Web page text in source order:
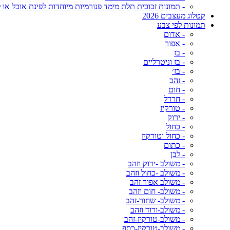
- תמונות זכוכית תלת מימד פנורמיות מיוחדות לפינת אוכל או
קטלוג מעצבים 2026
תמונות לפי צבע
- אדום
- אפור
- בז
- בז וניטרליים
- בז׳
- זהב
- חום
- חרדל
- טורקיז
- ירוק
- כחול
- כחול וטורקיז
- כתום
- לבן
- משולב -ירוק וזהב
- משולב -כחול וזהב
- משולב אפור זהב
- משולב- חום וזהב
- משולב- שחור-זהב
- משולב-ורוד וזהב
- משולב-טורקיז-זהב
- משולב-טורקיז-כסף